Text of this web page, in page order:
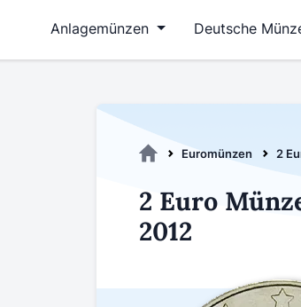
Anlagemünzen Deutsche
Euromünzen 2
2 Euro
2012